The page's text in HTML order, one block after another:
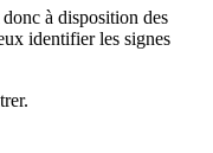
à disposition des
identifier les signes